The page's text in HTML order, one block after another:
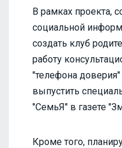
В рамках проекта,
социальной
создать клуб
работу
"телефона
выпустить
"СемьЯ" в газете
Кроме того,